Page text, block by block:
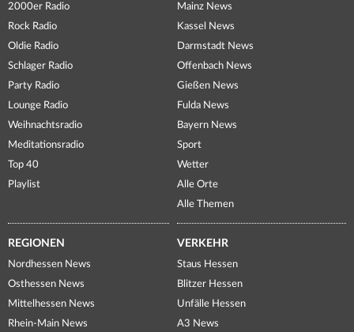
2000er Radio
Rock Radio
Oldie Radio
Schlager Radio
Party Radio
Lounge Radio
Weihnachtsradio
Meditationsradio
Top 40
Playlist
Mainz News
Kassel News
Darmstadt News
Offenbach News
Gießen News
Fulda News
Bayern News
Sport
Wetter
Alle Orte
Alle Themen
REGIONEN
Nordhessen News
Osthessen News
Mittelhessen News
Rhein-Main News
VERKEHR
Staus Hessen
Blitzer Hessen
Unfälle Hessen
A3 News